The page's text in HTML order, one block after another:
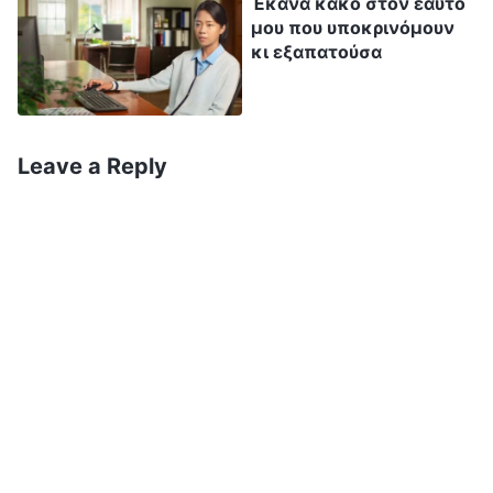
είναι επαγγελματίες. Ανεξάρτητα από το
πόσο συνηθισμένοι είναι, όλοι τους θέλουν να
προωθήσουν τον εαυτό τους ως ένα διάσημο
διασημότητα και να κάνουν τους άλλους να
μου που υποκρινόμουν
κι εξαπατούσα
Leave a Reply